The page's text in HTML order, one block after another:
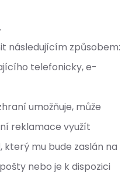
následujícím způsobem:
telefonicky, e-
umožňuje, může
reklamace využít
mu bude zaslán na
nebo je k dispozici